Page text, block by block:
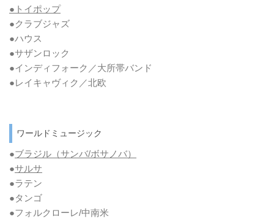
●トイポップ
●クラブジャズ
●ハウス
●サザンロック
●インディフォーク／大所帯バンド
●レイキャヴィク／北欧
ワールドミュージック
●ブラジル（サンバ/ボサノバ）
●サルサ
●ラテン
●タンゴ
●フォルクローレ/中南米